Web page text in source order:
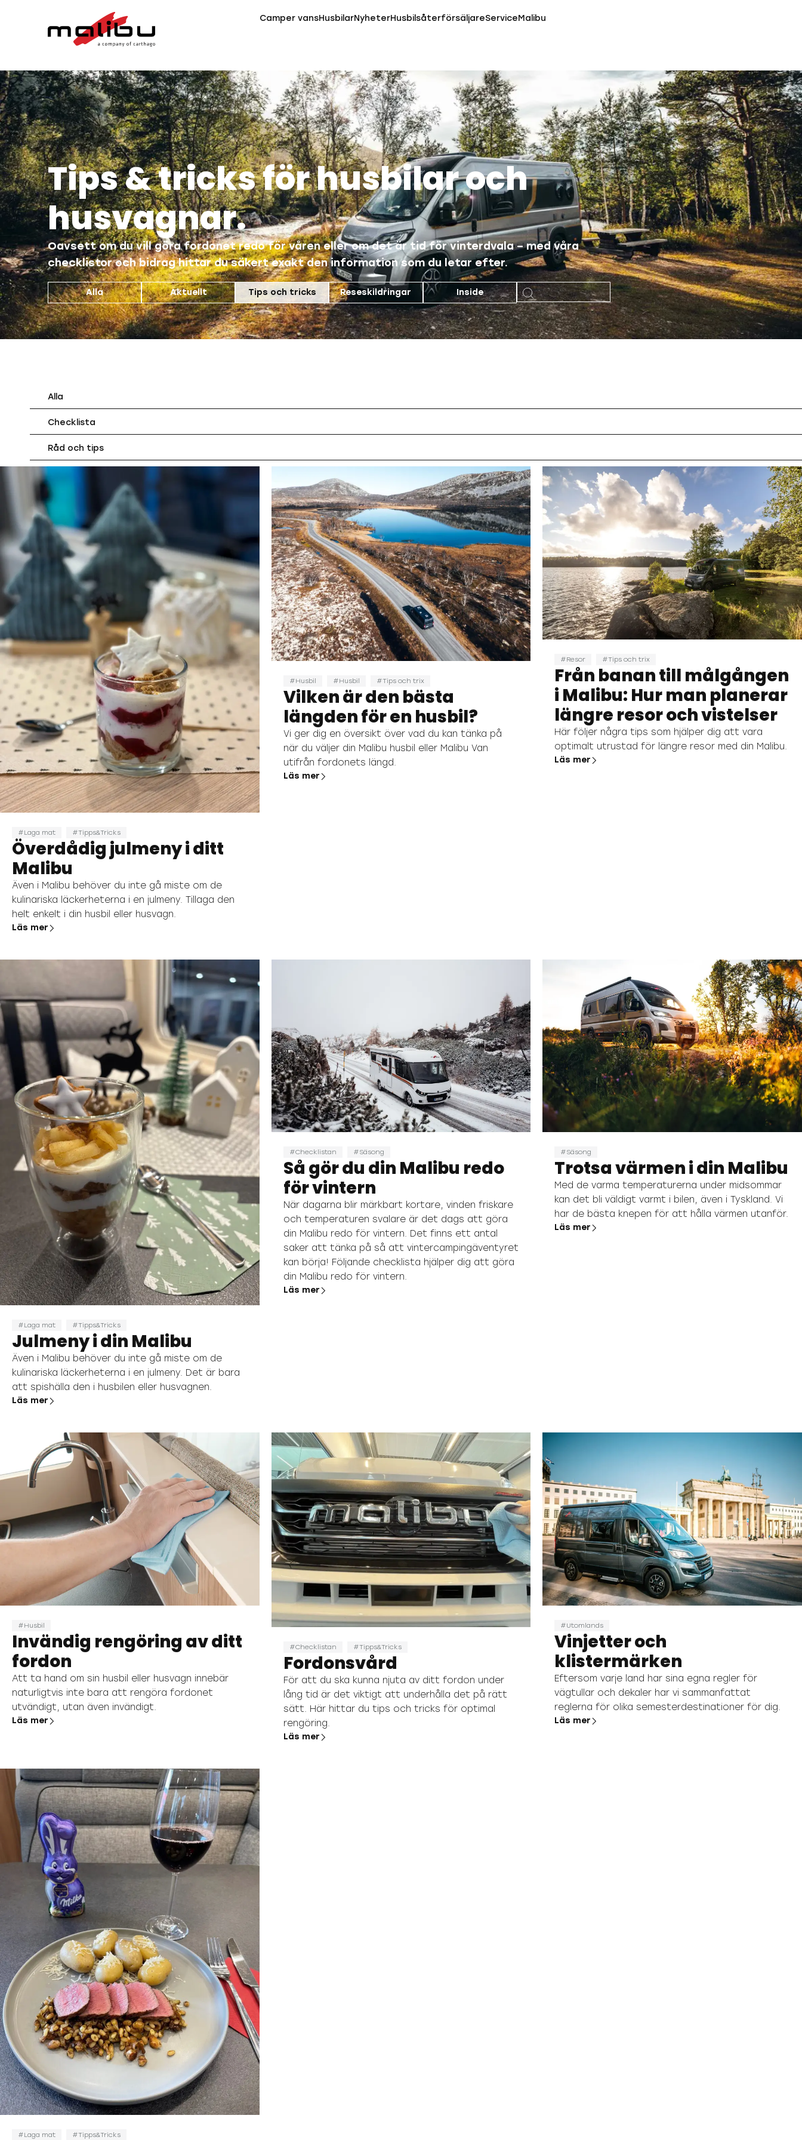
Camper vansHusbilarNyheterHusbilsåterförsäljareServiceMalibu
Tips & tricks för husbilar och
husvagnar.
Oavsett om du vill göra fordonet redo för våren eller om det är tid för vinterdvala – med våra
checklistor och bidrag hittar du säkert exakt den information som du letar efter.
Alla Aktuellt Tips och tricks Reseskildringar Inside
Alla
Checklista
Råd och tips
Laga mat Tipps&Tricks
Överdådig julmeny i ditt
Malibu
Även i Malibu behöver du inte gå miste om de
kulinariska läckerheterna i en julmeny. Tillaga den
helt enkelt i din husbil eller husvagn.
Läs mer
Husbil Husbil Tips och trix
Vilken är den bästa
längden för en husbil?
Vi ger dig en översikt över vad du kan tänka på
när du väljer din Malibu husbil eller Malibu Van
utifrån fordonets längd.
Läs mer
Resor Tips och trix
Från banan till målgången
i Malibu: Hur man planerar
längre resor och vistelser
Här följer några tips som hjälper dig att vara
optimalt utrustad för längre resor med din Malibu.
Läs mer
Laga mat Tipps&Tricks
Julmeny i din Malibu
Även i Malibu behöver du inte gå miste om de
kulinariska läckerheterna i en julmeny. Det är bara
att spishälla den i husbilen eller husvagnen.
Läs mer
Checklistan Säsong
Så gör du din Malibu redo
för vintern
När dagarna blir märkbart kortare, vinden friskare
och temperaturen svalare är det dags att göra
din Malibu redo för vintern. Det finns ett antal
saker att tänka på så att vintercampingäventyret
kan börja! Följande checklista hjälper dig att göra
din Malibu redo för vintern.
Läs mer
Säsong
Trotsa värmen i din Malibu
Med de varma temperaturerna under midsommar
kan det bli väldigt varmt i bilen, även i Tyskland. Vi
har de bästa knepen för att hålla värmen utanför.
Läs mer
Husbil
Invändig rengöring av ditt
fordon
Att ta hand om sin husbil eller husvagn innebär
naturligtvis inte bara att rengöra fordonet
utvändigt, utan även invändigt.
Läs mer
Checklistan Tipps&Tricks
Fordonsvård
För att du ska kunna njuta av ditt fordon under
lång tid är det viktigt att underhålla det på rätt
sätt. Här hittar du tips och tricks för optimal
rengöring.
Läs mer
Utomlands
Vinjetter och
klistermärken
Eftersom varje land har sina egna regler för
vägtullar och dekaler har vi sammanfattat
reglerna för olika semesterdestinationer för dig.
Läs mer
Laga mat Tipps&Tricks